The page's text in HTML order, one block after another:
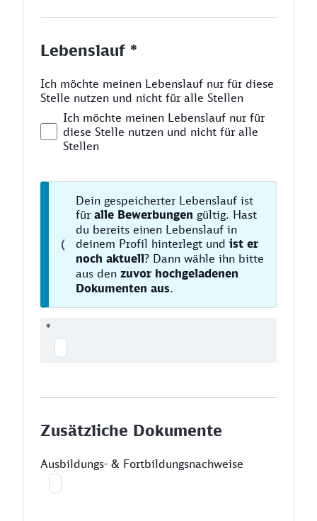
Lebenslauf *
Ich möchte meinen Lebenslauf nur für diese
Stelle nutzen und nicht für alle Stellen
Ich möchte meinen Lebenslauf nur für
diese Stelle nutzen und nicht für alle
Stellen
Dein gespeicherter Lebenslauf ist
füralle Bewerbungen
du bereits einen Lebenslauf in
deinem Profil hinterlegt undist er
noch aktuell? Dann wähle ihn bitte
aus denzuvor hochgeladenen
Dokumenten aus.
*
Zusätzliche Dokumente
Ausbildungs- & Fortbildungsnachweise